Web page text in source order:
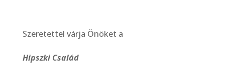
Szeretettel várja Önöket a
Hipszki Család